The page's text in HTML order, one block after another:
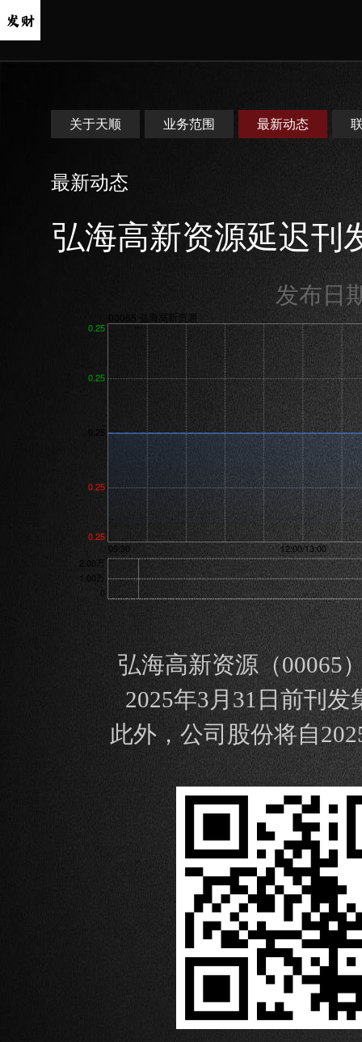
关于天顺 业务范围 最新动态
最新动态
弘海高新资源延迟刊
发布日
弘海高新资源（00065）
2025年3月31日前刊
此外，公司股份将自2025